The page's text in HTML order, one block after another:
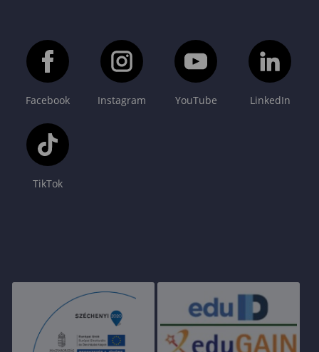
Facebook Instagram YouTube LinkedIn
TikTok